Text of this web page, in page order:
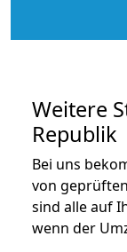
Weitere
Republik
Bei uns
von
sind alle auf
wenn der